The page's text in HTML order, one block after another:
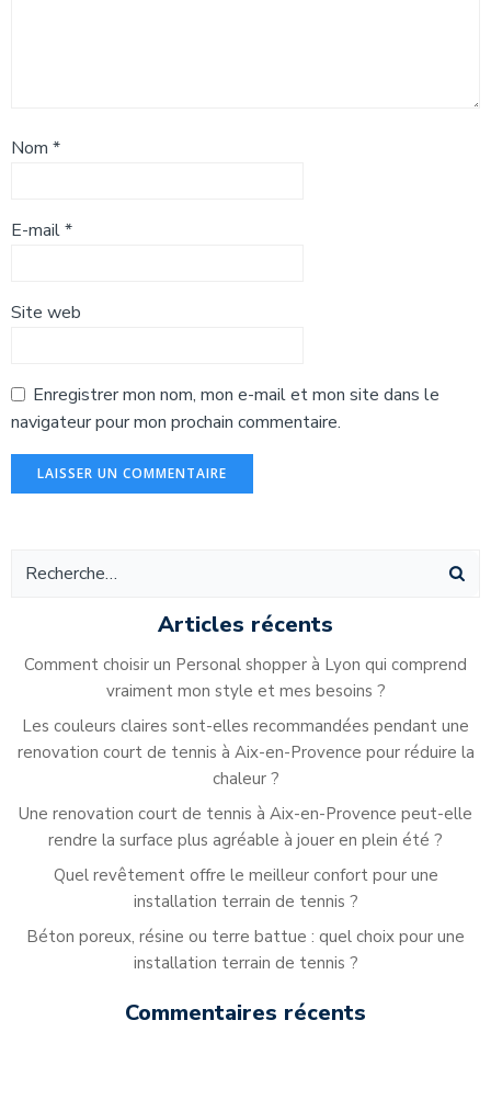
Nom *
E-mail*
Site web
Enregistrer mon nom, mon e-mail et mon site dans le
navigateur pour mon prochain commentaire.
Articles récents
Comment choisir un Personal shopper à Lyon qui comprend
vraiment mon style et mes besoins ?
Les couleurs claires sont-elles recommandées pendant une
renovation court de tennis à Aix-en-Provence pour réduire la
chaleur ?
Une renovation court de tennis à Aix-en-Provence peut-elle
rendre la surface plus agréable à jouer en plein été ?
Quel revêtement offre le meilleur confort pour une
installation terrain de tennis ?
Béton poreux, résine ou terre battue : quel choix pour une
installation terrain de tennis ?
Commentaires récents